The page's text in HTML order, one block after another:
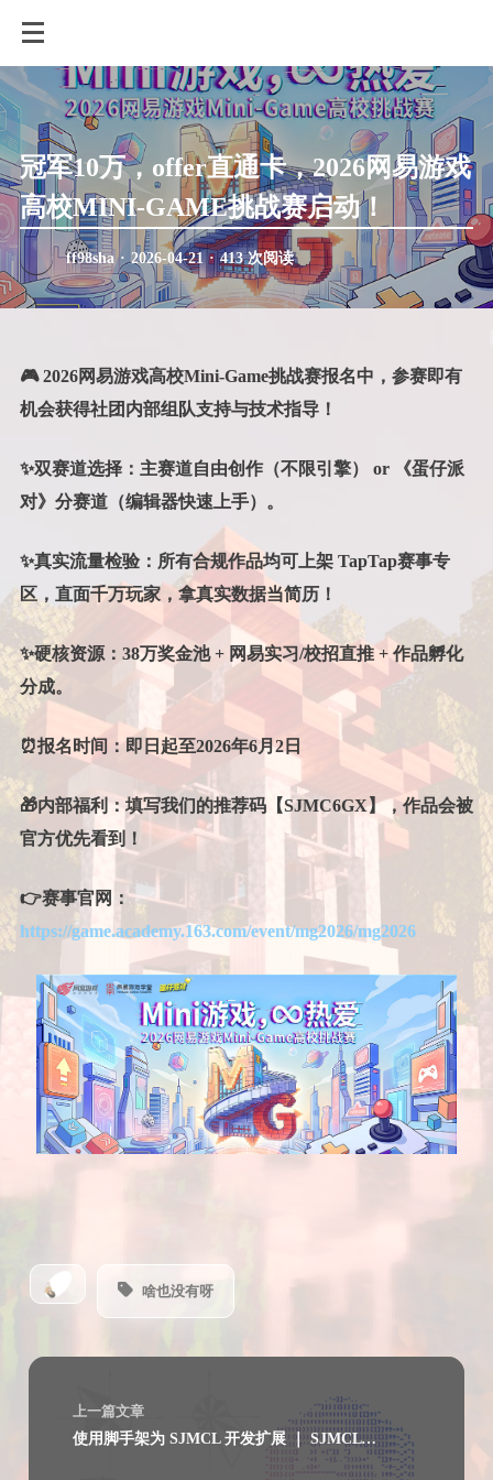
冠军10万，offer直通卡，2026网易游戏
高校MINI-GAME挑战赛启动！
ff98sha · 2026-04-21 · 413 次阅读
🎮 2026网易游戏高校Mini-Game挑战赛报名中，参赛即有
机会获得社团内部组队支持与技术指导！
✨双赛道选择：主赛道自由创作（不限引擎） or 《蛋仔派
对》分赛道（编辑器快速上手）。
✨真实流量检验：所有合规作品均可上架 TapTap赛事专
区，直面千万玩家，拿真实数据当简历！
✨硬核资源：38万奖金池 + 网易实习/校招直推 + 作品孵化
分成。
⏰报名时间：即日起至2026年6月2日
🎁内部福利： 填写我们的推荐码【SJMC6GX】，作品会被
官方优先看到！
👉赛事官网 ：
https://game.academy.163.com/event/mg2026/mg2026
啥也没有呀
上一篇文章
使用脚手架为 SJMCL 开发扩展 ｜ SJMCL 开发者